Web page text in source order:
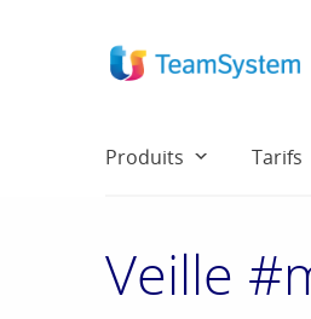
Produits Tarifs
Veille